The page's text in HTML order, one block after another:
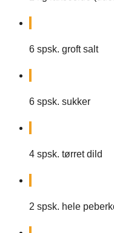
6 spsk. groft salt
6 spsk. sukker
4 spsk. tørret dild
2 spsk. hele